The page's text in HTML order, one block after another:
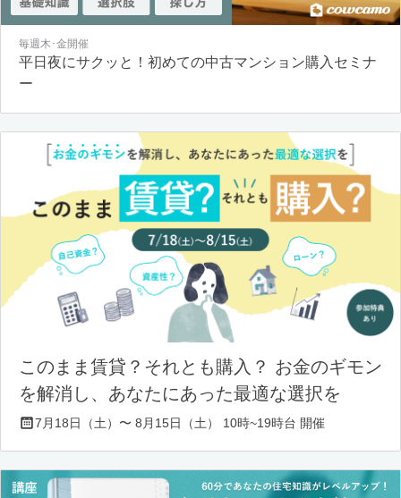
毎週木･金開催
平日夜にサクッと！初めての中古マンション購入セミナ
ー
このまま賃貸？それとも購入？ お金のギモン
を解消し、あなたにあった最適な選択を
7月18日（土）〜 8月15日（土） 10時~19時台 開催